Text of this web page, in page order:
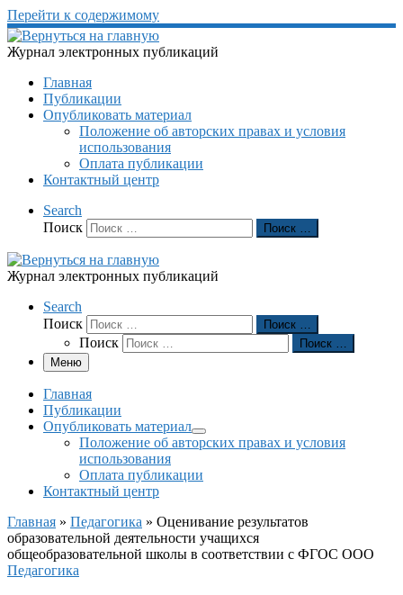
Перейти к содержимому
Журнал электронных публикаций
Главная
Публикации
Опубликовать материал
Положение об авторских правах и условия
использования
Оплата публикации
Контактный центр
Search
Поиск
Поиск …
Журнал электронных публикаций
Search
Поиск
Поиск …
Поиск
Поиск …
Меню
Главная
Публикации
Опубликовать материал
Положение об авторских правах и условия
использования
Оплата публикации
Контактный центр
Главная » Педагогика » Оценивание результатов
образовательной деятельности учащихся
общеобразовательной школы в соответствии с ФГОС ООО
Педагогика